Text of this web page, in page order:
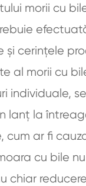
morii cu
și cerințele
al morii cu
individuale,
lanț la
cum ar fi
cu bile
chiar